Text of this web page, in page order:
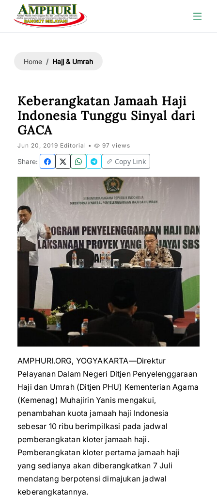
Home Hajj & Umrah
Keberangkatan Jamaah Haji
Indonesia Tunggu Sinyal dari
GACA
Jun 20, 2019 Editorial • 97 views
Share: Copy Link
AMPHURI.ORG, YOGYAKARTA—Direktur
Pelayanan Dalam Negeri Ditjen Penyelenggaraan
Haji dan Umrah (Ditjen PHU) Kementerian Agama
(Kemenag) Muhajirin Yanis mengakui,
penambahan kuota jamaah haji Indonesia
sebesar 10 ribu berimpilkasi pada jadwal
pemberangkatan kloter jamaah haji.
Pemberangkatan kloter pertama jamaah haji
yang sedianya akan diberangkatkan 7 Juli
mendatang berpotensi dimajukan jadwal
keberangkatannya.